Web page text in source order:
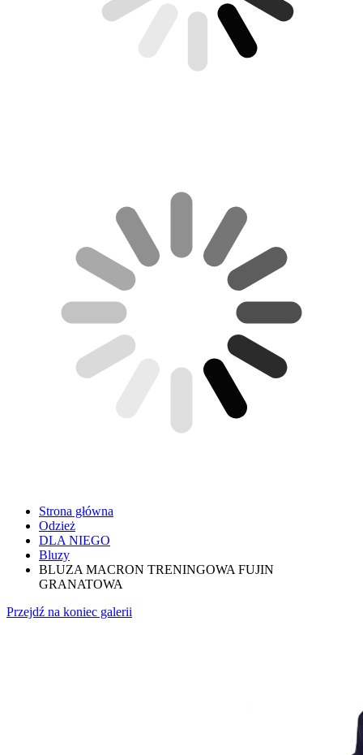
Strona główna
Odzież
DLA NIEGO
Bluzy
BLUZA MACRON TRENINGOWA FUJIN
GRANATOWA
Przejdź na koniec galerii